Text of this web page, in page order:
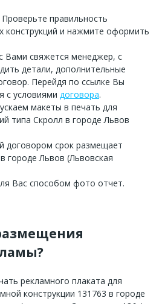
правильность
конструкций и нажмите оформить
Вами свяжется менеджер, с
детали, дополнительные
Перейдя по ссылке Вы
с условиями договора.
макеты в печать для
типа Скролл в городе Львов
договором срок размещает
городе Львов (Львовская
Вас способом фото отчет.
рекламного плаката для
конструкции 131763 в городе